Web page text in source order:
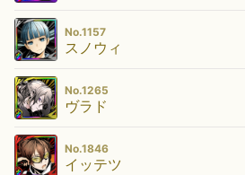
No.1157
スノウィ
No.1265
ヴラド
No.1846
イッテツ